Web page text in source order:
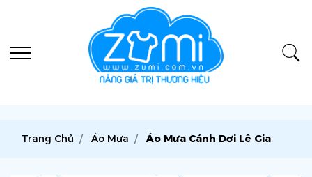
Trang Chủ Áo Mưa Áo Mưa Cánh Dơi Lê Gia